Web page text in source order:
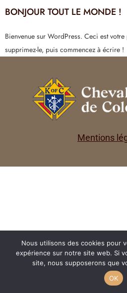
BONJOUR TOUT LE MONDE !
Bienvenue sur WordPress. Ceci est
supprimez-le, puis commencez à écrire !
Mentions
Nous utilisons des cookies pour
expérience sur notre site web. Si
site, nous supposerons que
OK